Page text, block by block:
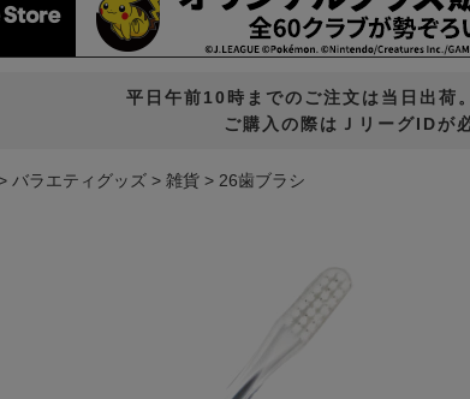
平日午前10時までのご注文は当日出荷
ご購入の際はＪリーグIDが
バラエティグッズ 雑貨 26歯ブラシ